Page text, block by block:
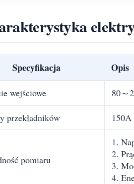
Specyfikacja Opis
wejściowe 80～
przekładników
pomiaru
1.
2.
3.
4.